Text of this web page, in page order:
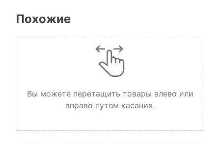
Похожие
Вы можете перетащить товары влево или
вправо путем касания.